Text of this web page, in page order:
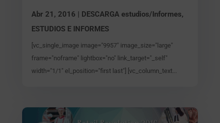
Abr 21, 2016 DESCARGA estudios/Informes,
ESTUDIOS E INFORMES
[vc_single_image image="9957" image_size="large"
frame="noframe" lightbox="no" link_target="_self"
width="1/1" el_position="first last"] [vc_column_text...